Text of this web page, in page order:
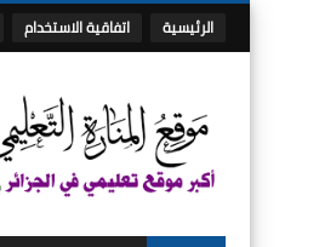
الرئيسية اتفاقية الاستخدام